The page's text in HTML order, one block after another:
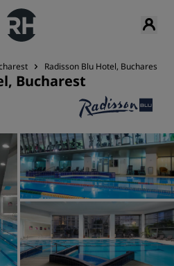
Radisson Blu Hotel, Bucharest
Bucharest